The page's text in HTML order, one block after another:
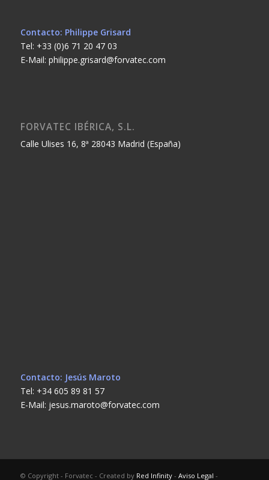
Contacto: Philippe Grisard
Tel: +33 (0)6 71 20 47 03
E-Mail: philippe.grisard@forvatec.com
FORVATEC IBÉRICA, S.L.
Calle Ulises 16, 8ª 28043 Madrid (España)
Contacto: Jesús Maroto
Tel: +34 605 89 81 57
E-Mail: jesus.maroto@forvatec.com
© Copyright - Forvatec - Created by Red Infinity- Aviso Legal -